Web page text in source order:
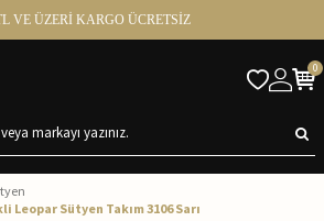
VE ÜZERİ KARGO ÜCRETSİZ
0
Leopar Sütyen Takım 3106 Sarı